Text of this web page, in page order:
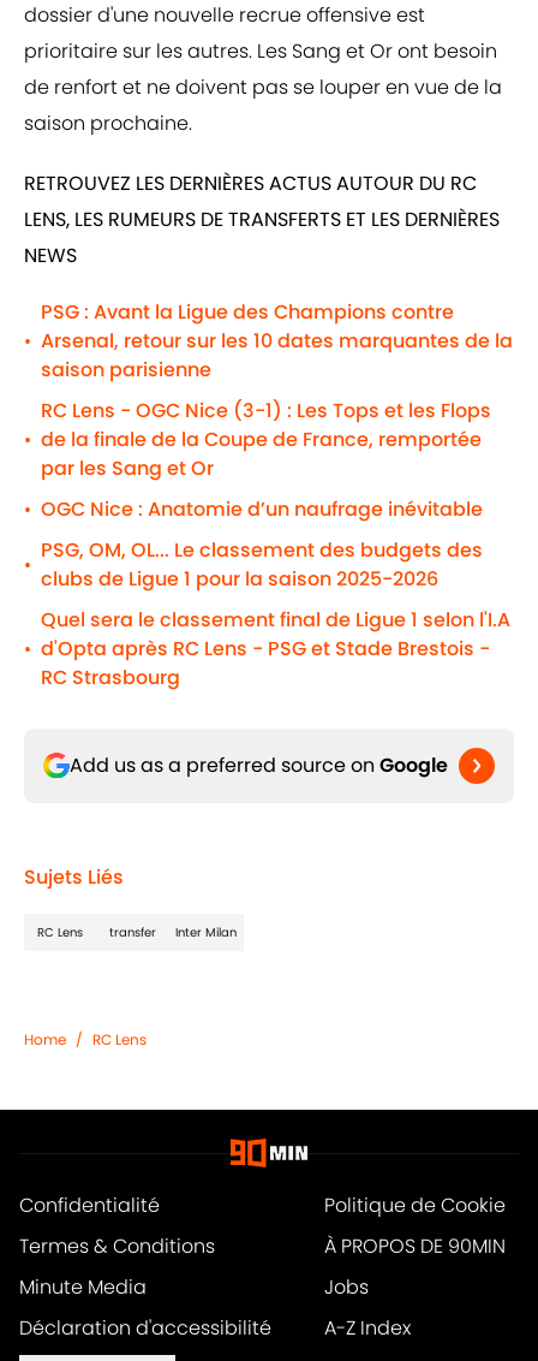
dossier d'une nouvelle recrue offensive est
prioritaire sur les autres. Les Sang et Or ont besoin
de renfort et ne doivent pas se louper en vue de la
saison prochaine.
RETROUVEZ LES DERNIÈRES ACTUS AUTOUR DU RC
LENS, LES RUMEURS DE TRANSFERTS ET LES DERNIÈRES
NEWS
•
PSG : Avant la Ligue des Champions contre
Arsenal, retour sur les 10 dates marquantes de la
saison parisienne
•
RC Lens - OGC Nice (3-1) : Les Tops et les Flops
de la finale de la Coupe de France, remportée
par les Sang et Or
• OGC Nice : Anatomie d’un naufrage inévitable
•
PSG, OM, OL... Le classement des budgets des
clubs de Ligue 1 pour la saison 2025-2026
•
Quel sera le classement final de Ligue 1 selon l'I.A
d'Opta après RC Lens - PSG et Stade Brestois -
RC Strasbourg
Add us as a preferred source on Google
Sujets Liés
RC Lens transfer Inter Milan
Home / RC Lens
Confidentialité
Politique de Cookie
Termes & Conditions
À PROPOS DE 90MIN
Minute Media
Jobs
Déclaration d'accessibilité
A-Z Index